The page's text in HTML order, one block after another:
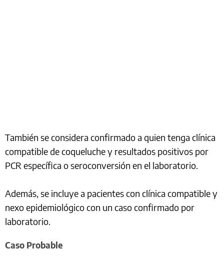
También se considera confirmado a quien tenga clínica
compatible de coqueluche y resultados positivos por
PCR específica o seroconversión en el laboratorio.
Además, se incluye a pacientes con clínica compatible y
nexo epidemiológico con un caso confirmado por
laboratorio.
Caso Probable